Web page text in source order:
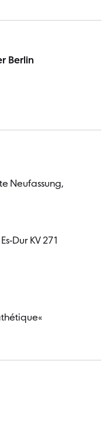
Berlin
Neufassung,
Dur KV 271